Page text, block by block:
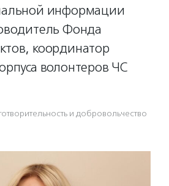
информации
Фонда
координатор
волонтеров ЧС
и доброволь­чест­во